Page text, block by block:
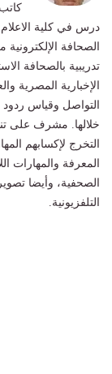
درس في كلية
الصحافة
تدريبية بالصحافة
الإخبارية المصرية
التواصل وقياس ردود
خلالها. مشرف على
التخرج لإكسابهم
المعرفة والمهارات
الصحفية، وأيضا
التلفزيونية.